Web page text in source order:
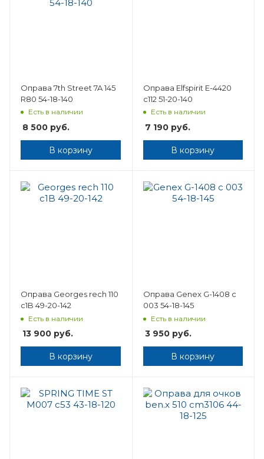
Оправа 7th Street 7A 145
R80 54-18-140
Есть в наличии
8 500 руб.
В корзину
Оправа Elfspirit E-4420
c112 51-20-140
Есть в наличии
7 190руб.
В корзину
Оправа Georges rech 110
c1B 49-20-142
Есть в наличии
13 900 руб.
В корзину
Оправа Genex G-1408 с
003 54-18-145
Есть в наличии
3 950руб.
В корзину